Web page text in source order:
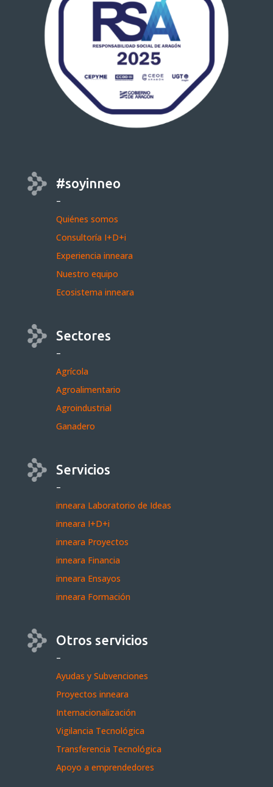
#soyinneo
–
Quiénes somos
Consultoría I+D+i
Experiencia inneara
Nuestro equipo
Ecosistema inneara
Sectores
–
Agrícola
Agroalimentario
Agroindustrial
Ganadero
Servicios
–
inneara Laboratorio de Ideas
inneara I+D+i
inneara Proyectos
inneara Financia
inneara Ensayos
inneara Formación
Otros servicios
–
Ayudas y Subvenciones
Proyectos inneara
Internacionalización
Vigilancia Tecnológica
Transferencia Tecnológica
Apoyo a emprendedores